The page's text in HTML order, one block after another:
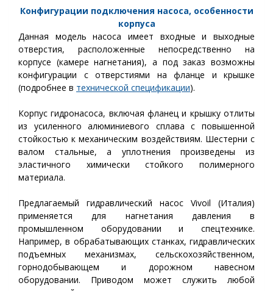
Конфигурации подключения насоса, особенности
корпуса
Данная модель насоса имеет входные и выходные
отверстия, расположенные непосредственно на
корпусе (камере нагнетания), а под заказ возможны
конфигурации с отверстиями на фланце и крышке
(подробнее в технической спецификации).
Корпус гидронасоса, включая фланец и крышку отлиты
из усиленного алюминиевого сплава с повышенной
стойкостью к механическим воздействиям. Шестерни с
валом стальные, а уплотнения произведены из
эластичного химически стойкого полимерного
материала.
Предлагаемый гидравлический насос Vivoil (Италия)
применяется для нагнетания давления в
промышленном оборудовании и спецтехнике.
Например, в обрабатывающих станках, гидравлических
подъемных механизмах, сельскохозяйственном,
горнодобывающем и дорожном навесном
оборудовании. Приводом может служить любой